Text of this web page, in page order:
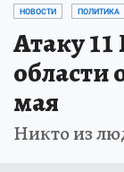
НОВОСТИ ПОЛИТИКА
Атаку
области
мая
Никто из